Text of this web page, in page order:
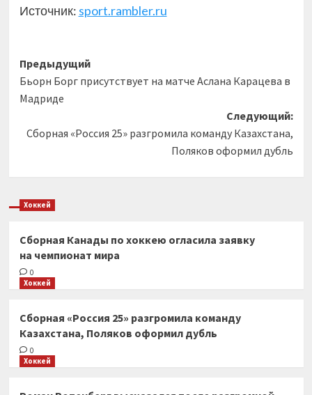
Источник: sport.rambler.ru
Навигация
записи
Предыдущий
Бьорн Борг присутствует на матче Аслана Карацева в
Мадриде
Следующий:
Сборная «Россия 25» разгромила команду Казахстана,
Поляков оформил дубль
Хоккей
Сборная Канады по хоккею огласила заявку
на чемпионат мира
0
Хоккей
Сборная «Россия 25» разгромила команду
Казахстана, Поляков оформил дубль
0
Хоккей